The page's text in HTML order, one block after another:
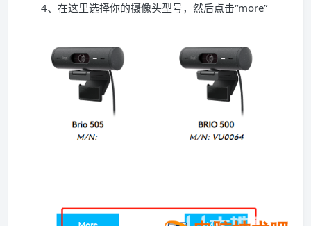
4、在这里选择你的摄像头型号，然后点击“more”